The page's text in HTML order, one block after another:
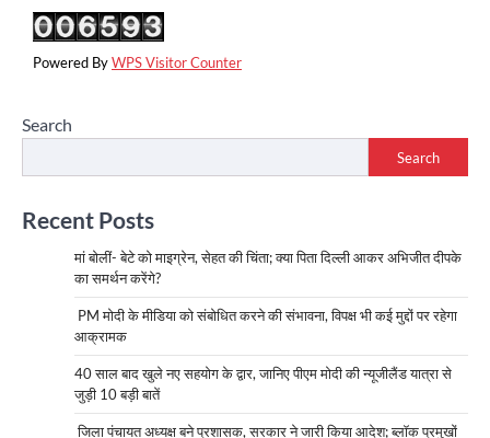
Powered ByWPS Visitor Counter
Search
Search
Recent Posts
मां बोलीं- बेटे को माइग्रेन, सेहत की चिंता; क्या पिता दिल्ली आकर अभिजीत दीपके
का समर्थन करेंगे?
PM मोदी के मीडिया को संबोधित करने की संभावना, विपक्ष भी कई मुद्दों पर रहेगा
आक्रामक
40 साल बाद खुले नए सहयोग के द्वार, जानिए पीएम मोदी की न्यूजीलैंड यात्रा से
जुड़ी 10 बड़ी बातें
जिला पंचायत अध्यक्ष बने प्रशासक, सरकार ने जारी किया आदेश; ब्लॉक प्रमुखों